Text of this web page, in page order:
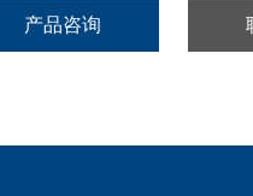
产品咨询